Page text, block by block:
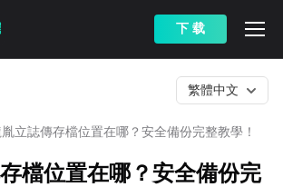
下 载
立誌傳存檔位置在哪？安全備份完整教學！
繁體中文
檔位置在哪？安全備份完